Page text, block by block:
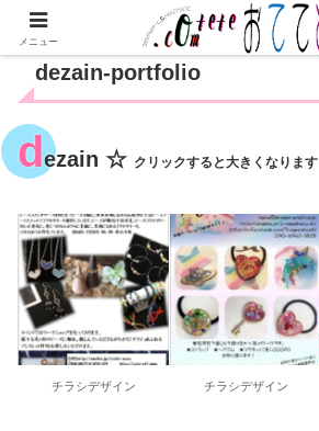
dezain-portfolio
dezain ☆ クリックすると大きくなります
チラシデザイン チラシデザイン
メニュー